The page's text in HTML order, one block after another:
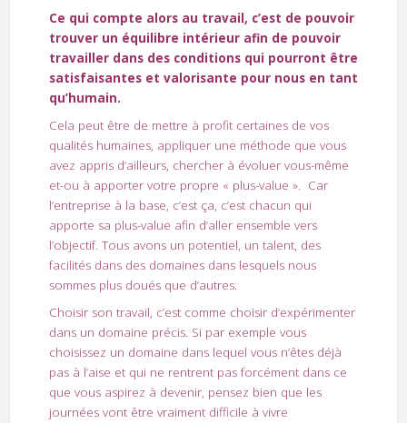
Ce qui compte alors au travail, c’est de pouvoir
trouver un équilibre intérieur afin de pouvoir
travailler dans des conditions qui pourront être
satisfaisantes et valorisante pour nous en tant
qu’humain.
Cela peut être de mettre à profit certaines de vos
qualités humaines, appliquer une méthode que vous
avez appris d’ailleurs, chercher à évoluer vous-même
et-ou à apporter votre propre « plus-value ». Car
l’entreprise à la base, c’est ça, c’est chacun qui
apporte sa plus-value afin d’aller ensemble vers
l’objectif. Tous avons un potentiel, un talent, des
facilités dans des domaines dans lesquels nous
sommes plus doués que d’autres.
Choisir son travail, c’est comme choisir d’expérimenter
dans un domaine précis. Si par exemple vous
choisissez un domaine dans lequel vous n’êtes déjà
pas à l’aise et qui ne rentrent pas forcément dans ce
que vous aspirez à devenir, pensez bien que les
journées vont être vraiment difficile à vivre